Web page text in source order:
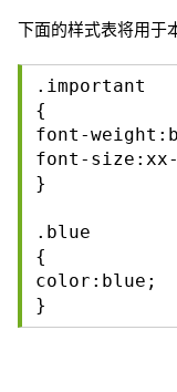
下面的样式表将用于
.important
{
font-
font-
}
.blue
{
color:blue;
}